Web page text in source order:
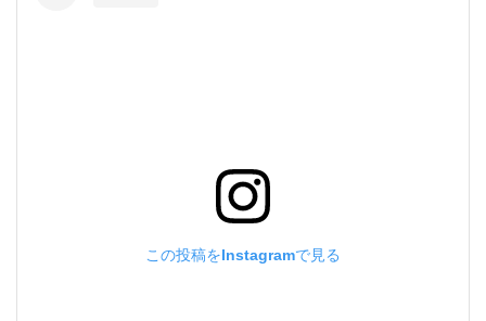
この投稿をInstagramで見る